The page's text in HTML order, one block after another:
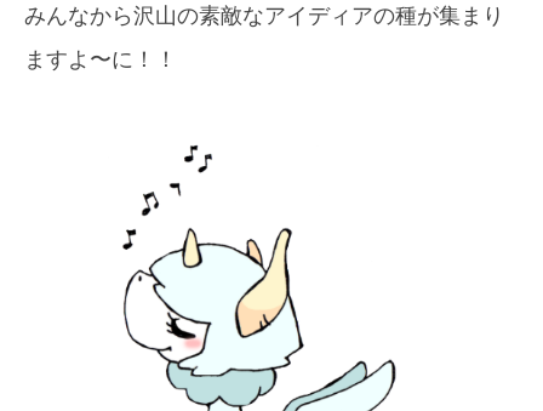
みんなから沢山の素敵なアイディアの種が集まり
ますよ〜に！！